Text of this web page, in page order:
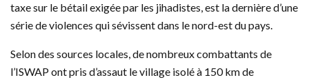
taxe sur le bétail exigée par les jihadistes, est la dernière d’une
série de violences qui sévissent dans le nord-est du pays.
Selon des sources locales, de nombreux combattants de
l’ISWAP ont pris d’assaut le village isolé à 150 km de